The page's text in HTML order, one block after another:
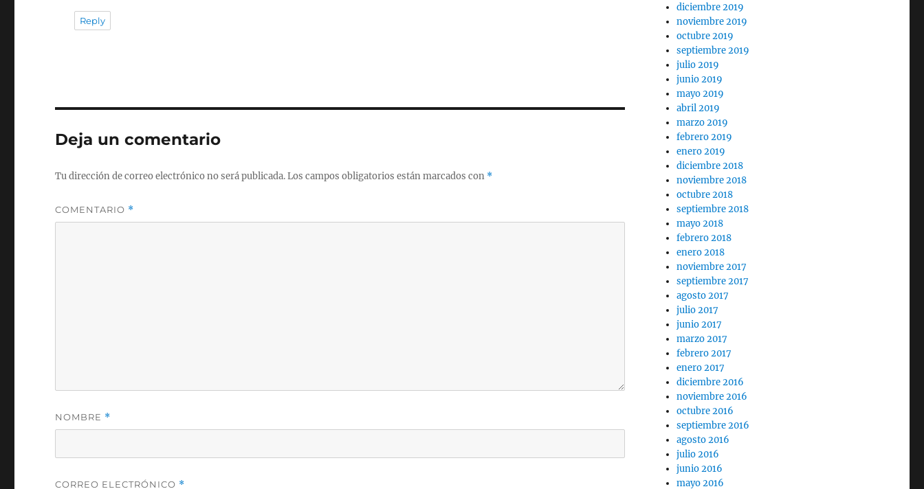
Reply
Deja un comentario
Tu dirección de correo electrónico no será publicada.Los campos obligatorios están marcados con *
COMENTARIO *
NOMBRE *
CORREO ELECTRÓNICO *
diciembre 2019
noviembre 2019
octubre 2019
septiembre 2019
julio 2019
junio 2019
mayo 2019
abril 2019
marzo 2019
febrero 2019
enero 2019
diciembre 2018
noviembre 2018
octubre 2018
septiembre 2018
mayo 2018
febrero 2018
enero 2018
noviembre 2017
septiembre 2017
agosto 2017
julio 2017
junio 2017
marzo 2017
febrero 2017
enero 2017
diciembre 2016
noviembre 2016
octubre 2016
septiembre 2016
agosto 2016
julio 2016
junio 2016
mayo 2016